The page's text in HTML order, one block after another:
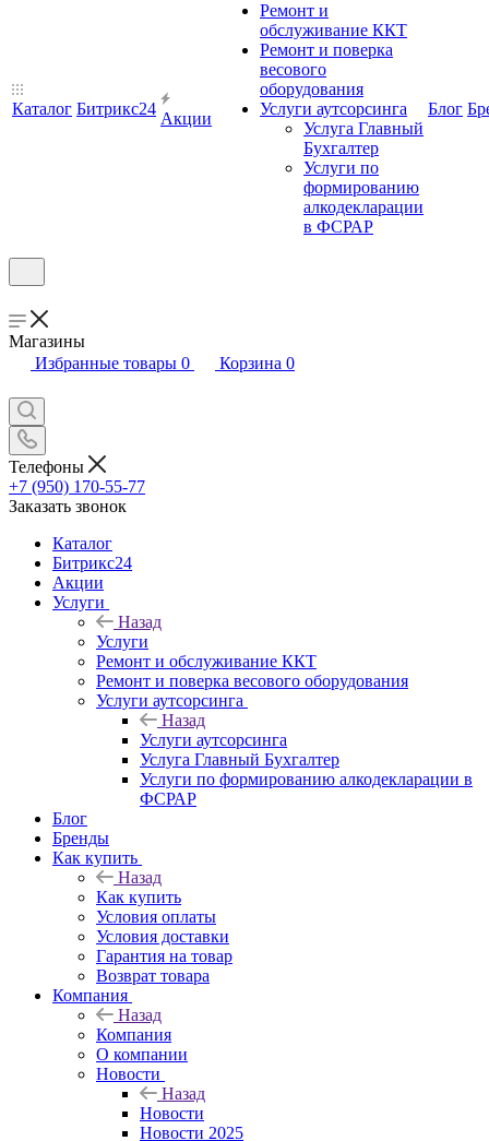
Каталог Битрикс24
Акции
Ремонт и
обслуживание ККТ
Ремонт и поверка
весового
оборудования
Услуги аутсорсинга
Услуга Главный
Бухгалтер
Услуги по
формированию
алкодекларации
в ФСРАР
Блог
Магазины
Избранные товары 0 Корзина 0
Телефоны
+7 (950) 170-55-77
Заказать звонок
Каталог
Битрикс24
Акции
Услуги
Назад
Услуги
Ремонт и обслуживание ККТ
Ремонт и поверка весового оборудования
Услуги аутсорсинга
Назад
Услуги аутсорсинга
Услуга Главный Бухгалтер
Услуги по формированию алкодекларации в
ФСРАР
Блог
Бренды
Как купить
Назад
Как купить
Условия оплаты
Условия доставки
Гарантия на товар
Возврат товара
Компания
Назад
Компания
О компании
Новости
Назад
Новости
Новости 2025